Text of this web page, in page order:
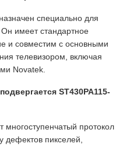
специально для
Он имеет стандартное
и совместим с основными
телевизором, включая
Novatek.
ST430PA115-
многоступенчатый протокол
дефектов пикселей,